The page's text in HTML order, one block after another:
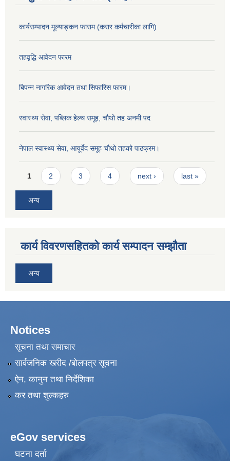
कार्यसम्पादन मूल्याङ्कन फाराम (करार कर्मचारीका लागि)
तहवृद्धि आवेदन फारम
बिपन्‍न नागरिक आवेदन तथा सिफारिस फारम।
स्वास्थ्य सेवा, पब्लिक हेल्‍थ समूह, चौथो तह अनमी पद
नेपाल स्वास्थ्य सेवा, आयूर्वेद समूह चौथो तहको पाठक्रम।
Pages
1 2 3 4 next › last »
अन्य
कार्य विवरणसहितको कार्य सम्पादन सम्झौता
अन्य
Notices
सूचना तथा समाचार
सार्वजनिक खरीद /बोलपत्र सूचना
ऐन, कानुन तथा निर्देशिका
कर तथा शुल्कहरु
eGov services
घटना दर्ता